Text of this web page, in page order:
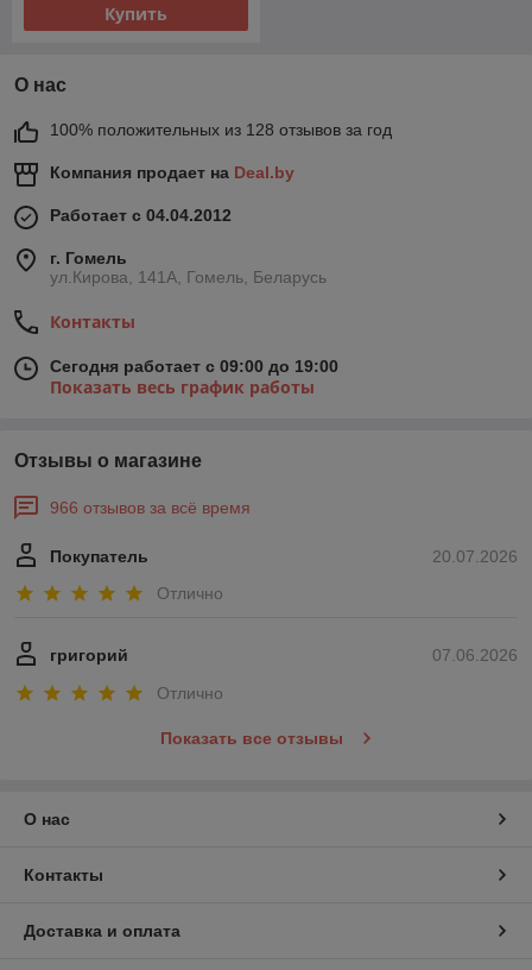
Купить
О нас
100% положительных из 128 отзывов за год
Компания продает на Deal.by
Работает с 04.04.2012
г. Гомель
ул.Кирова, 141А, Гомель, Беларусь
Контакты
Сегодня работает с 09:00 до 19:00
Показать весь график работы
Отзывы о магазине
966 отзывов за всё время
20.07.2026
Покупатель
Отлично
07.06.2026
григорий
Отлично
Показать все отзывы
О нас
Контакты
Доставка и оплата